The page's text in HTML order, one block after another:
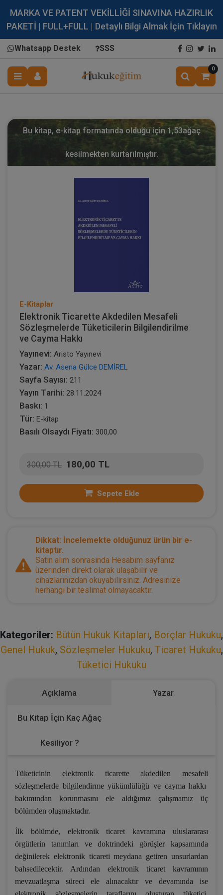
MARKA VE PATENT VEKİLLİĞİ SINAVINA HAZIRLIK
PAKETİ | FULL+FULL | Detaylı Bilgi Almak İçin Tıklayın
Whatsapp Destek SSS
0
Bu kitap, e-kitap formatında olduğu için 1,53ağaç
kesilmekten kurtarılmıştır.
E-Kitaplar
Elektronik Ticarette Akdedilen Mesafeli
Sözleşmelerde Tüketicilerin Bilgilendirilme
ve Cayma Hakkı
Yayınevi: Aristo Yayınevi
Yazar: Av. Asena Gülce DEMİREL
Sayfa Sayısı: 211
Yayın Tarihi: 28.11.2024
Baskı: 1
Tür: E-kitap
Basılı Olsaydı Fiyatı: 300,00
300,00 TL 180,00 TL
Sepete Ekle
Dikkat: İncelemekte olduğunuz ürün bir e-
kitaptır.
Satın alım sonrasında Hesabım sayfanız
üzerinden direkt olarak ulaşabilir ve
cihazlarınızdan okuyabilirsiniz. Adresinize
herhangi bir teslimat olmayacaktır.
Kategoriler: Bütün Hukuk Kitapları, Borçlar Hukuku,
Genel Hukuk, Sözleşmeler Hukuku, Ticaret Hukuku,
Tüketici Hukuku
Açıklama Yazar
Bu Kitap İçin Kaç Ağaç
Kesiliyor ?
Tüketicinin elektronik ticarette akdedilen mesafeli
sözleşmelerde bilgilendirme yükümlülüğü ve cayma hakkı
bakımından korunmasını ele aldığımız çalışmamız üç
bölümden oluşmaktadır.
İlk bölümde, elektronik ticaret kavramına uluslararası
örgütlerin tanımları ve doktrindeki görüşler kapsamında
değinilerek elektronik ticareti meydana getiren unsurlardan
bahsedilecektir. Ardından elektronik ticaret kavramının
mevzuatlaşma süreci ele alınacaktır ve devamında ise